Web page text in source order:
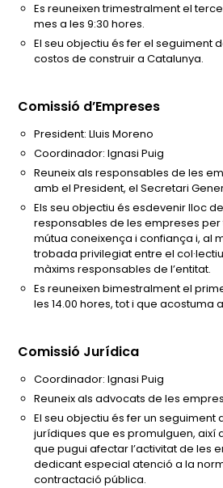
Es reuneixen trimestralment el
mes a les 9:30 hores.
El seu objectiu és fer el seguiment
costos de construir a Catalunya.
Comissió d’Empreses
President: Lluis Moreno
Coordinador: Ignasi Puig
Reuneix als responsables de les
amb el President, el Secretari
Els seu objectiu és esdevenir lloc
responsables de les empreses per
mútua coneixença i confiança i, al
trobada privilegiat entre el
màxims responsables de l’entitat.
Es reuneixen bimestralment el
les 14.00 hores, tot i que
Comissió Jurídica
Coordinador: Ignasi Puig
Reuneix als advocats de les
El seu objectiu és fer un seguiment
jurídiques que es promulguen, així
que pugui afectar l’activitat de les
dedicant especial atenció a la
contractació pública.